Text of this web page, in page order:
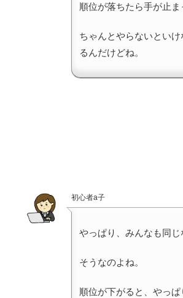
順位が落ちたら手が止ま
ちゃんとやらないとい
るんだけどね。
初心者a子
やっぱり、みんなも同じ
そうなのよね。
順位が下がると、やっぱ